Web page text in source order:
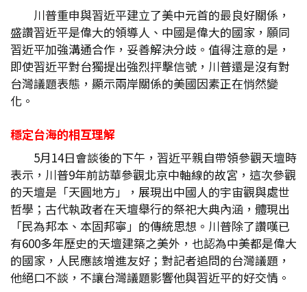
川普重申與習近平建立了美中元首的最良好關係，
盛讚習近平是偉大的領導人、中國是偉大的國家，願同
習近平加強溝通合作，妥善解決分歧。值得注意的是，
即使習近平對台獨提出強烈抨擊信號，川普還是沒有對
台灣議題表態，顯示兩岸關係的美國因素正在悄然變
化。
穩定台海的相互理解
5月14日會談後的下午，習近平親自帶領參觀天壇時
表示，川普9年前訪華參觀北京中軸線的故宮，這次參觀
的天壇是「天圓地方」，展現出中國人的宇宙觀與處世
哲學；古代執政者在天壇舉行的祭祀大典內涵，體現出
「民為邦本、本固邦寧」的傳統思想。川普除了讚嘆已
有600多年歷史的天壇建築之美外，也認為中美都是偉大
的國家，人民應該增進友好；對記者追問的台灣議題，
他絕口不談，不讓台灣議題影響他與習近平的好交情。